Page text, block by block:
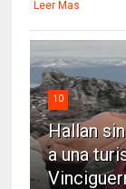
Leer Mas
10
Hallan
a una